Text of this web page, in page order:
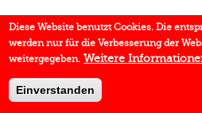
Diese Website benutzt Cookies. Die
werden nur für die Verbesserung der
weitergegeben. Weitere
Einverstanden